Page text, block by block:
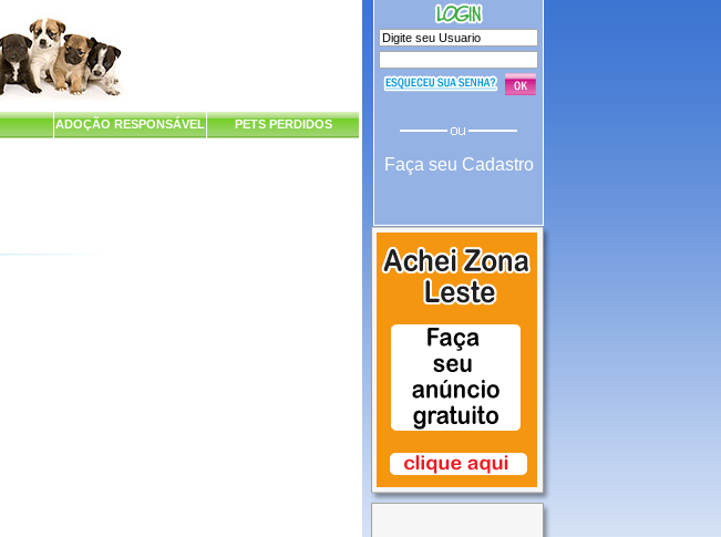
ADOÇÃO RESPONSÁVEL PETS PERDIDOS
Faça seu Cadastro